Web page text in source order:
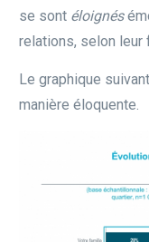
se sont éloignés
relations, selon leur
Le graphique
manière éloquente.